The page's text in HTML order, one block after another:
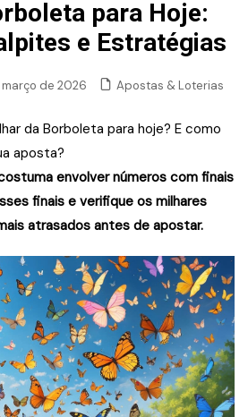
para Hoje:
e Estratégias
de 2026 Apostas & Loterias
da Borboleta para hoje? E como
aposta?
envolver números com finais
finais e verifique os milhares
atrasados antes de apostar.